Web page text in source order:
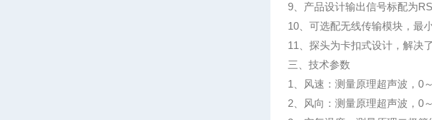
9、产品设计输出信号标配为
10、可选配无线传输模块，最
11、探头为卡扣式设计，解决
三、技术参数
1、风速：测量原理超声波，0
2、风向：测量原理超声波，0